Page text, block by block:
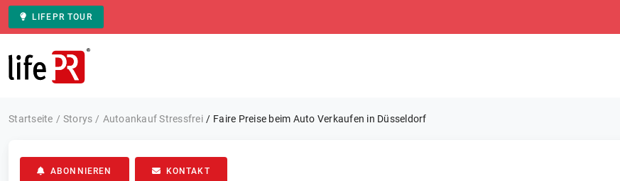
LIFEPR TOUR
Zur Startseite
Startseite Storys Autoankauf Stressfrei Faire Preise beim Auto Verkaufen in Düsseldorf
ABONNIEREN KONTAKT